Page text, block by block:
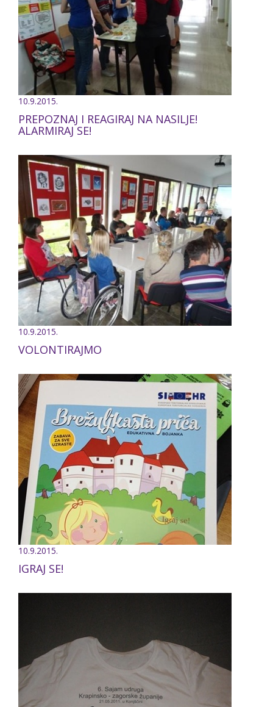
10.9.2015.
PREPOZNAJ I REAGIRAJ NA NASILJE!
ALARMIRAJ SE!
10.9.2015.
VOLONTIRAJMO
10.9.2015.
IGRAJ SE!